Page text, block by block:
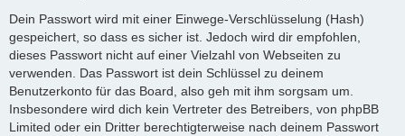
Dein Passwort wird mit einer Einwege-Verschlüsselung (Hash)
gespeichert, so dass es sicher ist. Jedoch wird dir empfohlen,
dieses Passwort nicht auf einer Vielzahl von Webseiten zu
verwenden. Das Passwort ist dein Schlüssel zu deinem
Benutzerkonto für das Board, also geh mit ihm sorgsam um.
Insbesondere wird dich kein Vertreter des Betreibers, von phpBB
Limited oder ein Dritter berechtigterweise nach deinem Passwort